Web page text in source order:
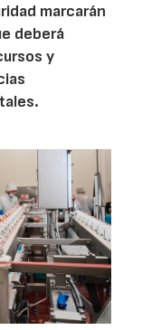
marcarán
deberá
y